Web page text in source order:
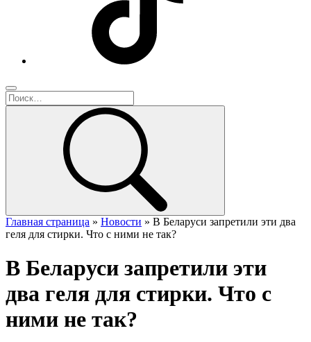
Главная страница » Новости » В Беларуси запретили эти два
геля для стирки. Что с ними не так?
В Беларуси запретили эти
два геля для стирки. Что с
ними не так?